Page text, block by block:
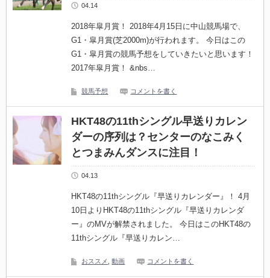
04.14
2018年皐月賞！ 2018年4月15日に中山競馬場で、
G1・皐月賞(芝2000m)が行われます。 今日はこの
G1・皐月賞の競馬予想をしていきたいと思います！
2017年皐月賞！ &nbs…
競馬予想 コメントを書く
HKT48の11thシングル早送りカレン
ダーの序列は？センターのなこみく
とつまみんダンスに注目！
04.13
HKT48の11thシングル『早送りカレンダー』！ 4月
10日よりHKT48の11thシングル『早送りカレンダ
ー』のMVが解禁されました。 今日はこのHKT48の
11thシングル『早送りカレン…
おススメ ,動画 コメントを書く